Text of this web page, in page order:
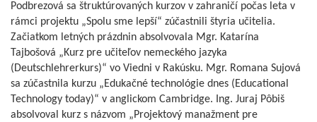
Podbrezová sa štruktúrovaných kurzov v zahraničí počas leta v
rámci projektu „Spolu sme lepší“ zúčastnili štyria učitelia.
Začiatkom letných prázdnin absolvovala Mgr. Katarína
Tajbošová „Kurz pre učiteľov nemeckého jazyka
(Deutschlehrerkurs)“ vo Viedni v Rakúsku. Mgr. Romana Sujová
sa zúčastnila kurzu „Edukačné technológie dnes (Educational
Technology today)“ v anglickom Cambridge. Ing. Juraj Pôbiš
absolvoval kurz s názvom „Projektový manažment pre